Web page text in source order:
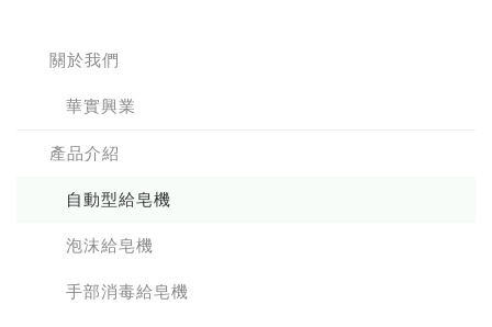
關於我們
華實興業
產品介紹
自動型給皂機
泡沫給皂機
手部消毒給皂機